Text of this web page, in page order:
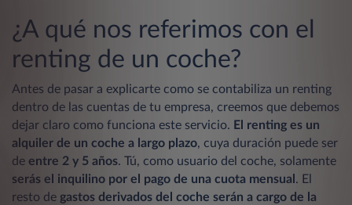
¿A qué nos referimos con el
renting de un coche?
Antes de pasar a explicarte como se contabiliza un renting
dentro de las cuentas de tu empresa, creemos que debemos
dejar claro como funciona este servicio. El renting es un
alquiler de un coche a largo plazo, cuya duración puede ser
de entre 2 y 5 años. Tú, como usuario del coche, solamente
serás el inquilino por el pago de una cuota mensual . El
resto de gastos derivados del coche serán a cargo de la